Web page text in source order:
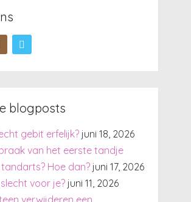
blogposts
gebit erfelijk? juni 18, 2026
van het eerste tandje
Hoe dan? juni 17, 2026
voor je? juni 11, 2026
verwijderen een